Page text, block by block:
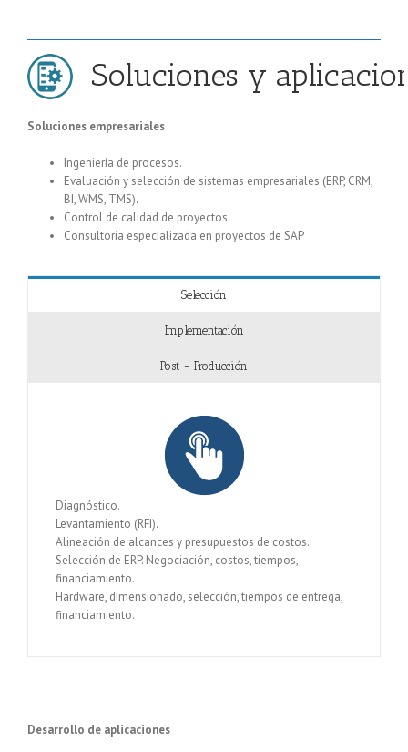
Soluciones y
Soluciones empresariales
Ingeniería de procesos.
Evaluación y selección de sistemas empresariales (ERP, CRM,
BI, WMS, TMS).
Control de calidad de proyectos.
Consultoría especializada en proyectos de SAP
Selección
Implementación
Post - Producción
Diagnóstico.
Levantamiento (RFI).
Alineación de alcances y presupuestos de costos.
Selección de ERP. Negociación, costos, tiempos,
financiamiento.
Hardware, dimensionado, selección, tiempos de entrega,
financiamiento.
Desarrollo de aplicaciones